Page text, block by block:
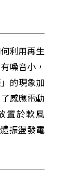
利用再生
噪音小，
的現象加
感應電動
置於軟風
振盪發電